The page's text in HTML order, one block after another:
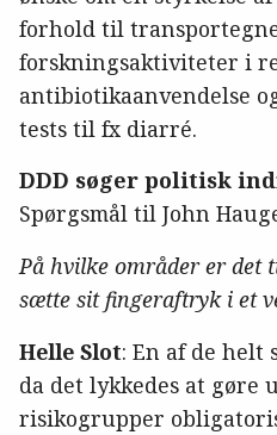
forhold til
forskningsaktiviteter i
antibiotikaanvendelse
tests til fx diarré.
DDD søger politisk
Spørgsmål til John
På hvilke områder er det
sætte sit fingeraftryk i et
Helle Slot: En af de helt
da det lykkedes at gøre
risikogrupper